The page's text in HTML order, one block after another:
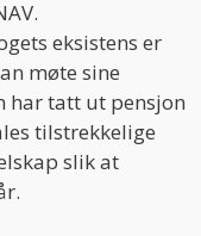
eksistens er
møte sine
har tatt ut pensjon
tilstrekkelige
slik at